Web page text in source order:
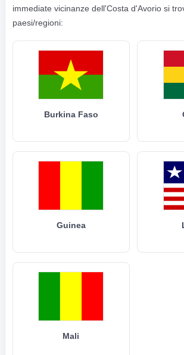
immediate vicinanze dell'Costa d'Avorio si
paesi/regioni:
Burkina Faso
Guinea
Mali